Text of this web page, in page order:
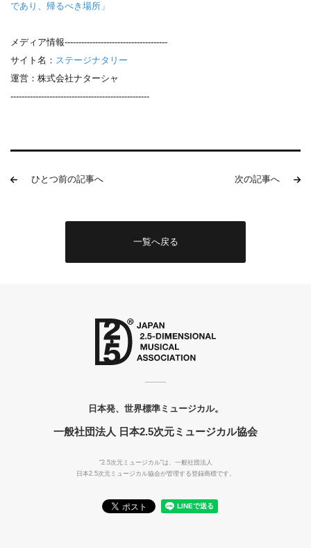
であり、帰るべき場所」
メディア情報-------------------------------------
サイト名： ステージナタリー
運営：株式会社ナターシャ
--------------------------------------------------
ひとつ前の記事へ 次の記事へ
一覧へ戻る
日本発、世界標準ミュージカル。
一般社団法人 日本2.5次元ミュージカル協会
"2.5次元ミュージカル"は、一般社団法人
日本2.5次元ミュージカル協会が管理する登録商標です。